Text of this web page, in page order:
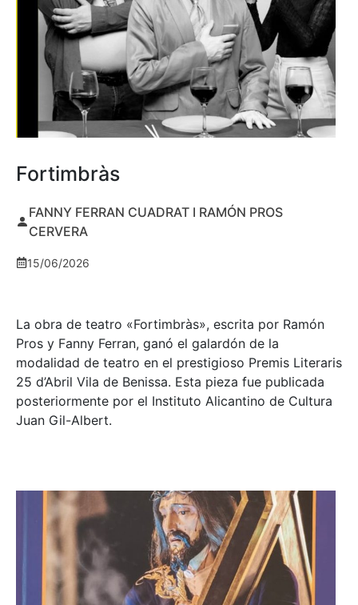
Fortimbràs
FANNY FERRAN CUADRAT I RAMÓN PROS
CERVERA
15/06/2026
La obra de teatro «Fortimbràs», escrita por Ramón
Pros y Fanny Ferran, ganó el galardón de la
modalidad de teatro en el prestigioso Premis Literaris
25 d’Abril Vila de Benissa. Esta pieza fue publicada
posteriormente por el Instituto Alicantino de Cultura
Juan Gil-Albert.